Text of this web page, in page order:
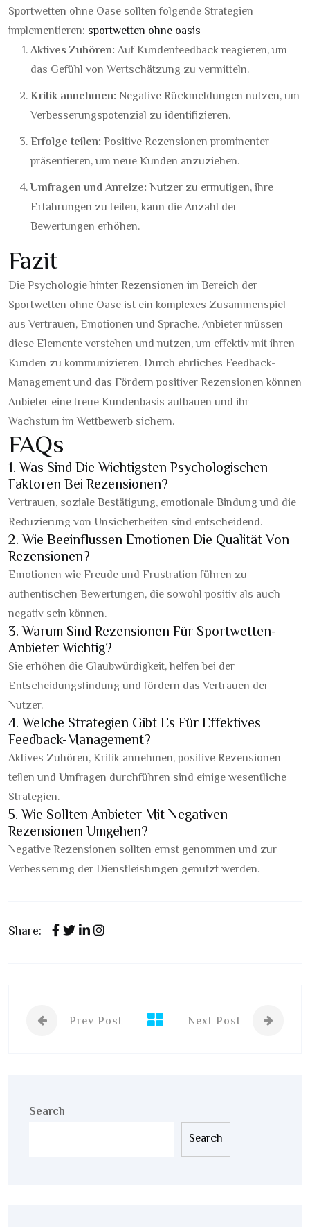
Sportwetten ohne Oase sollten folgende Strategien
implementieren: sportwetten ohne oasis
Aktives Zuhören: Auf Kundenfeedback reagieren, um
das Gefühl von Wertschätzung zu vermitteln.
Kritik annehmen: Negative Rückmeldungen nutzen, um
Verbesserungspotenzial zu identifizieren.
Erfolge teilen: Positive Rezensionen prominenter
präsentieren, um neue Kunden anzuziehen.
Umfragen und Anreize: Nutzer zu ermutigen, ihre
Erfahrungen zu teilen, kann die Anzahl der
Bewertungen erhöhen.
Fazit
Die Psychologie hinter Rezensionen im Bereich der
Sportwetten ohne Oase ist ein komplexes Zusammenspiel
aus Vertrauen, Emotionen und Sprache. Anbieter müssen
diese Elemente verstehen und nutzen, um effektiv mit ihren
Kunden zu kommunizieren. Durch ehrliches Feedback-
Management und das Fördern positiver Rezensionen können
Anbieter eine treue Kundenbasis aufbauen und ihr
Wachstum im Wettbewerb sichern.
FAQs
1. Was Sind Die Wichtigsten Psychologischen
Faktoren Bei Rezensionen?
Vertrauen, soziale Bestätigung, emotionale Bindung und die
Reduzierung von Unsicherheiten sind entscheidend.
2. Wie Beeinflussen Emotionen Die Qualität Von
Rezensionen?
Emotionen wie Freude und Frustration führen zu
authentischen Bewertungen, die sowohl positiv als auch
negativ sein können.
3. Warum Sind Rezensionen Für Sportwetten-
Anbieter Wichtig?
Sie erhöhen die Glaubwürdigkeit, helfen bei der
Entscheidungsfindung und fördern das Vertrauen der
Nutzer.
4. Welche Strategien Gibt Es Für Effektives
Feedback-Management?
Aktives Zuhören, Kritik annehmen, positive Rezensionen
teilen und Umfragen durchführen sind einige wesentliche
Strategien.
5. Wie Sollten Anbieter Mit Negativen
Rezensionen Umgehen?
Negative Rezensionen sollten ernst genommen und zur
Verbesserung der Dienstleistungen genutzt werden.
Share:
Prev Post Next Post
Search
Search